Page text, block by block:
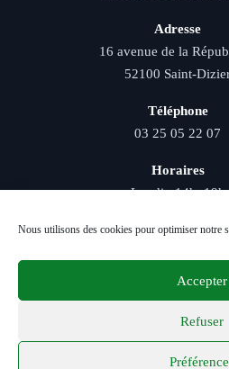
Nous utilisons des cookies pour optimiser notre
Accepter
Refuser
Adresse
16 avenue de la
52100 Saint-
Téléphone
03 25 05 22 07
Horaires
Lundi : 14h–19h
Livraison rapide - Retrait